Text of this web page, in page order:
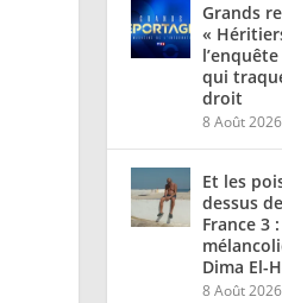
Grands
«
qui
droit
8 Août 2026
Et les
dessus
France 3
Dima El-
8 Août 2026